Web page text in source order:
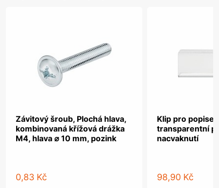
Závitový šroub, Plochá hlava,
kombinovaná křížová drážka
M4, hlava ⌀ 10 mm, pozink
0,83 Kč
Klip pro
transparentní
nacvaknutí
98,90 Kč